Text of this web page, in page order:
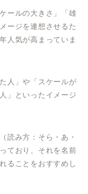
ールの大きさ」「雄
ージを連想させるた
人気が高まっていま
人」や「スケールが
」といったイメージ
読み方：そら・あ・
ており、それを名前
ることをおすすめし